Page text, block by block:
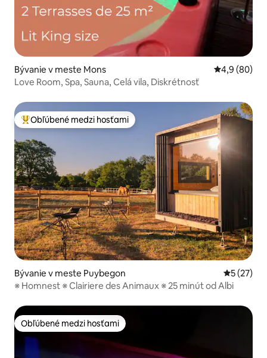
Bývanie v meste Mons Priemerné
4,9 (80)
Love Room, Spa, Sauna, Celá vila, Diskrétnosť
Najobľúbenejšie medzi hosťami
Obľúbené medzi hosťami
Bývanie v meste Puybegon
5 (27)
※ Homnest ※ Clairiere des Animaux ※ 25 minút od Albi
Obľúbené medzi hosťami
Obľúbené medzi hosťami